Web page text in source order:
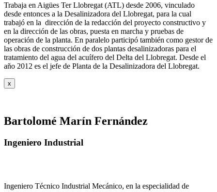
Trabaja en Aigües Ter Llobregat (ATL) desde 2006, vinculado
desde entonces a la Desalinizadora del Llobregat, para la cual
trabajó en la dirección de la redacción del proyecto constructivo y
en la dirección de las obras, puesta en marcha y pruebas de
operación de la planta. En paralelo participó también como gestor de
las obras de construcción de dos plantas desalinizadoras para el
tratamiento del agua del acuífero del Delta del Llobregat. Desde el
año 2012 es el jefe de Planta de la Desalinizadora del Llobregat.
x
Bartolomé Marín Fernández
Ingeniero Industrial
Ingeniero Técnico Industrial Mecánico, en la especialidad de